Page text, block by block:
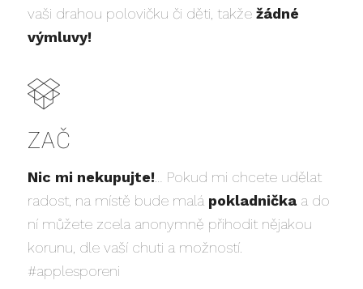
vaši drahou polovičku či děti, takžežádné
výmluvy!
ZAČ
Nic mi nekupujte! … Pokud mi chcete udělat
radost, na místě bude malá pokladničkaa do
ní můžete zcela anonymně přihodit nějakou
korunu, dle vaší chuti a možností.
#applesporeni